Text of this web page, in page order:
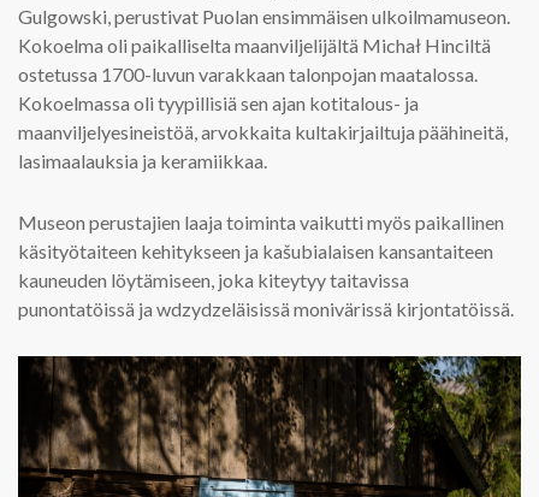
Gulgowski, perustivat Puolan ensimmäisen ulkoilmamuseon.
Kokoelma oli paikalliselta maanviljelijältä Michał Hinciltä
ostetussa 1700-luvun varakkaan talonpojan maatalossa.
Kokoelmassa oli tyypillisiä sen ajan kotitalous- ja
maanviljelyesineistöä, arvokkaita kultakirjailtuja päähineitä,
lasimaalauksia ja keramiikkaa.
Museon perustajien laaja toiminta vaikutti myös paikallinen
käsityötaiteen kehitykseen ja kašubialaisen kansantaiteen
kauneuden löytämiseen, joka kiteytyy taitavissa
punontatöissä ja wdzydzeläisissä monivärissä kirjontatöissä.